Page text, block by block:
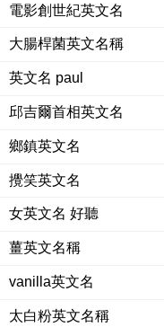
電影創世紀英文名
大腸桿菌英文名稱
英文名 paul
邱吉爾首相英文名
鄉鎮英文名
攪笑英文名
女英文名 好聽
薑英文名稱
vanilla英文名
太白粉英文名稱